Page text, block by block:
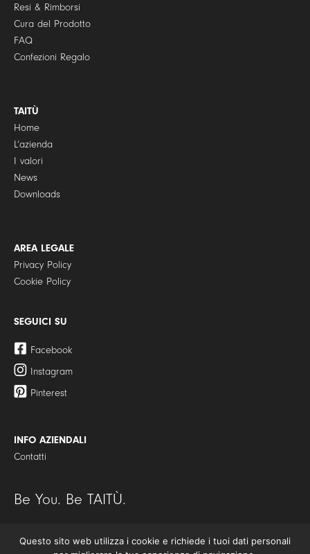
Resi & Rimborsi
Cura del Prodotto
FAQ
Confezioni Regalo
TAITÙ
Home
L’azienda
I valori
News
Downloads
AREA LEGALE
Privacy Policy
Cookie Policy
SEGUICI SU
Facebook
Instagram
Pinterest
INFO AZIENDALI
Contatti
Be You. Be TAITÙ.
Questo sito web utilizza i cookie e richiede i tuoi dati personali